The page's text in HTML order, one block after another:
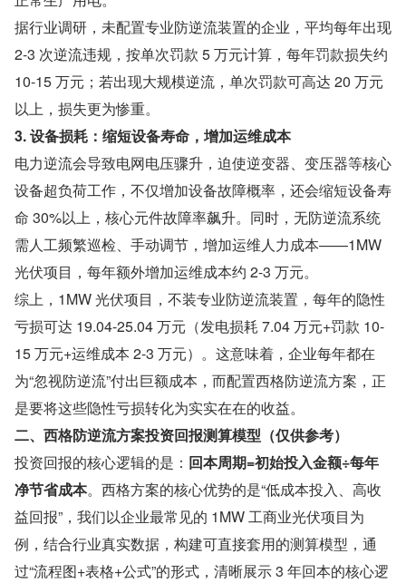
据行业调研，未配置专业防逆流装置的企业，平均每年出现
2-3 次逆流违规，按单次罚款 5 万元计算，每年罚款损失约
10-15 万元；若出现大规模逆流，单次罚款可高达 20 万元
以上，损失更为惨重。
3. 设备损耗：缩短设备寿命，增加运维成本
电力逆流会导致电网电压骤升，迫使逆变器、变压器等核心
设备超负荷工作，不仅增加设备故障概率，还会缩短设备寿
命 30%以上，核心元件故障率飙升。同时，无防逆流系统
需人工频繁巡检、手动调节，增加运维人力成本——1MW
光伏项目，每年额外增加运维成本约 2-3 万元。
综上，1MW 光伏项目，不装专业防逆流装置，每年的隐性
亏损可达 19.04-25.04 万元（发电损耗 7.04 万元+罚款 10-
15 万元+运维成本 2-3 万元）。这意味着，企业每年都在
为“忽视防逆流”付出巨额成本，而配置西格防逆流方案，正
是要将这些隐性亏损转化为实实在在的收益。
二、西格防逆流方案投资回报测算模型（仅供参考）
投资回报的核心逻辑的是： 回本周期=初始投入金额÷每年
净节省成本。西格方案的核心优势的是“低成本投入、高收
益回报”，我们以企业最常见的 1MW 工商业光伏项目为
例，结合行业真实数据，构建可直接套用的测算模型，通
过“流程图+表格+公式”的形式，清晰展示 3 年回本的核心逻